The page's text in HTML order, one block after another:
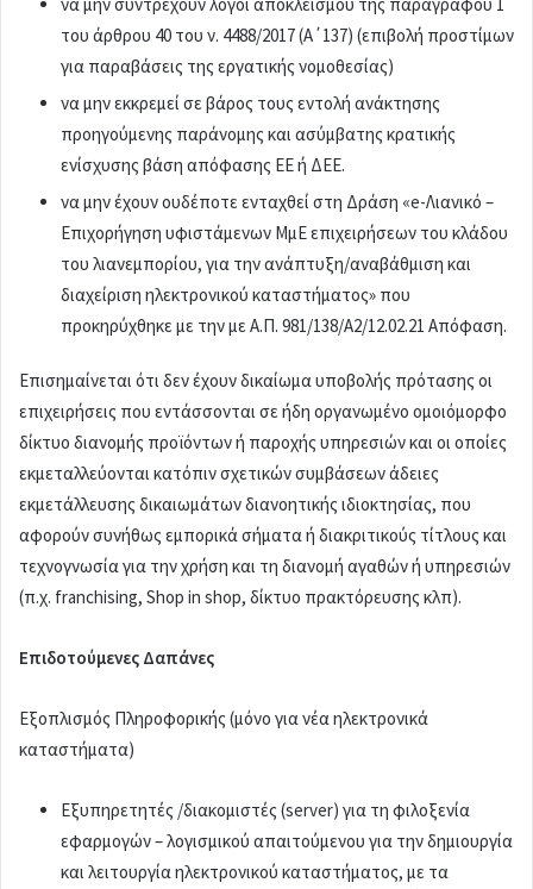
του άρθρου 40 του ν. 4488/2017 (Α΄137) (επιβολή προστίμων
για παραβάσεις της εργατικής νομοθεσίας)
να μην εκκρεμεί σε βάρος τους εντολή ανάκτησης
προηγούμενης παράνομης και ασύμβατης κρατικής
ενίσχυσης βάση απόφασης ΕΕ ή ΔΕΕ.
να μην έχουν ουδέποτε ενταχθεί στη Δράση «e-Λιανικό –
Επιχορήγηση υφιστάμενων ΜμΕ επιχειρήσεων του κλάδου
του λιανεμπορίου, για την ανάπτυξη/αναβάθμιση και
διαχείριση ηλεκτρονικού καταστήματος» που
προκηρύχθηκε με την με Α.Π. 981/138/Α2/12.02.21 Απόφαση.
Επισημαίνεται ότι δεν έχουν δικαίωμα υποβολής πρότασης οι
επιχειρήσεις που εντάσσονται σε ήδη οργανωμένο ομοιόμορφο
δίκτυο διανομής προϊόντων ή παροχής υπηρεσιών και οι οποίες
εκμεταλλεύονται κατόπιν σχετικών συμβάσεων άδειες
εκμετάλλευσης δικαιωμάτων διανοητικής ιδιοκτησίας, που
αφορούν συνήθως εμπορικά σήματα ή διακριτικούς τίτλους και
τεχνογνωσία για την χρήση και τη διανομή αγαθών ή υπηρεσιών
(π.χ. franchising, Shop in shop, δίκτυο πρακτόρευσης κλπ).
Επιδοτούμενες Δαπάνες
Εξοπλισμός Πληροφορικής (μόνο για νέα ηλεκτρονικά
καταστήματα)
Εξυπηρετητές /διακομιστές (server) για τη φιλοξενία
εφαρμογών – λογισμικού απαιτούμενου για την δημιουργία
και λειτουργία ηλεκτρονικού καταστήματος, με τα